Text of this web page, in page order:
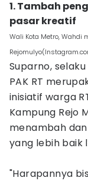
1. Tambah
pasar kreatif
Wali Kota Metro, Wahdi
Suparno,
PAK RT
inisiatif warga
Kampung Rejo
menambah
yang lebih baik
"Harapannya